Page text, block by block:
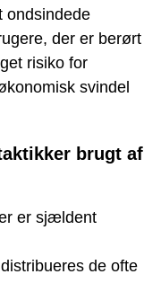
ondsindede
der er berørt
risiko for
svindel
brugt af
er sjældent
de ofte